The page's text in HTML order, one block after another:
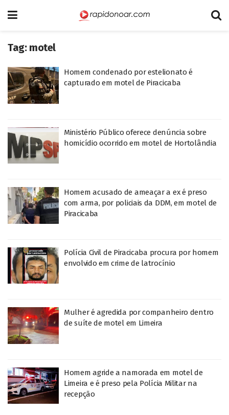
Tag: motel
Homem condenado por estelionato é
capturado em motel de Piracicaba
Ministério Público oferece denúncia sobre
homicídio ocorrido em motel de Hortolândia
Homem acusado de ameaçar a ex é preso
com arma, por policiais da DDM, em motel de
Piracicaba
Polícia Civil de Piracicaba procura por homem
envolvido em crime de latrocínio
Mulher é agredida por companheiro dentro
de suíte de motel em Limeira
Homem agride a namorada em motel de
Limeira e é preso pela Polícia Militar na
recepção